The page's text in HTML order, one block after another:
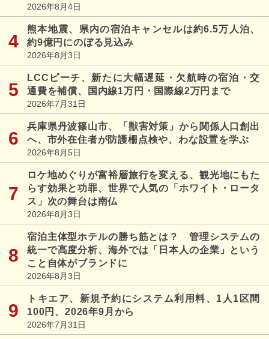
2026年8月4日
熊本地震、県内の宿泊キャンセルは約6.5万人泊、
約9億円にのぼる見込み
2026年8月3日
LCCピーチ、新たに大幅遅延・欠航時の宿泊・交
通費を補償、国内線1万円・国際線2万円まで
2026年7月31日
兵庫県丹波篠山市、「獣害対策」から関係人口創出
へ、市外在住者が防護柵点検や、わな設置を学ぶ
2026年8月5日
ロケ地めぐりが富裕層旅行を変える、観光地にもた
らす効果と功罪、世界で人気の「ホワイト・ロータ
ス」次の舞台は南仏
2026年8月3日
宿泊主体型ホテルの勝ち筋とは？ 管理システムの
統一で高度分析、海外では「日本人の企業」という
こと自体がブランドに
2026年8月3日
トキエア、新規予約にシステム利用料、1人1区間
100円、2026年9月から
2026年7月31日